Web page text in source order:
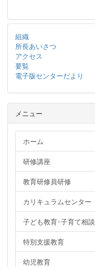
組織
所長あいさつ
アクセス
要覧
電子版センターだより
メニュー
ホーム
研修講座
教育研修員研修
カリキュラムセンター
子ども教育･子育て相談
特別支援教育
幼児教育